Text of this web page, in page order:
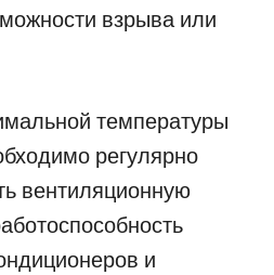
взрыва или
температуры
регулярно
вентиляционную
и